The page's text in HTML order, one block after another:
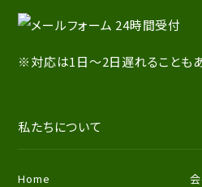
※対応は1日～2日遅れることもあ
私たちについて
Home